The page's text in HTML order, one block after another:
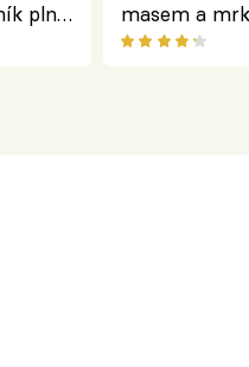
plný
masem a
salátem –